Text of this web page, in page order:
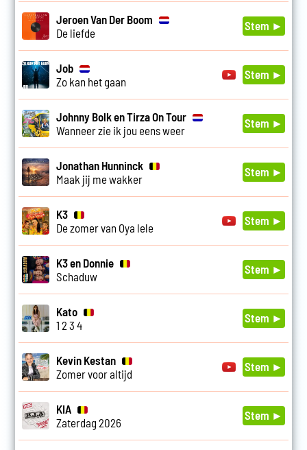
Jeroen Van Der Boom
De liefde
Stem ►
Job
Zo kan het gaan
Stem ►
Johnny Bolk en Tirza On Tour
Wanneer zie ik jou eens weer
Stem ►
Jonathan Hunninck
Maak jij me wakker
Stem ►
K3
De zomer van Oya lele
Stem ►
K3 en Donnie
Schaduw
Stem ►
Kato
1 2 3 4
Stem ►
Kevin Kestan
Zomer voor altijd
Stem ►
KIA
Zaterdag 2026
Stem ►